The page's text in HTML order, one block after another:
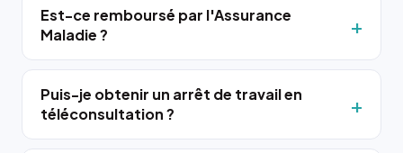
Est-ce remboursé par l'Assurance
Maladie ?
Puis-je obtenir un arrêt de travail en
téléconsultation ?